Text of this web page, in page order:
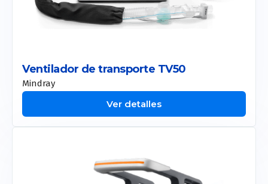
Ventilador de transporte TV50
Mindray
Ver detalles